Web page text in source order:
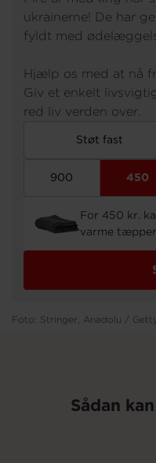
Om os
ukrainerne! De har
fyldt med
Hjælp os med at nå
Giv et enkelt
red liv verden over.
Støt fast
900 450
For 450 kr.
varme tæpper.
Foto: Stringer, Anadolu /
Sådan